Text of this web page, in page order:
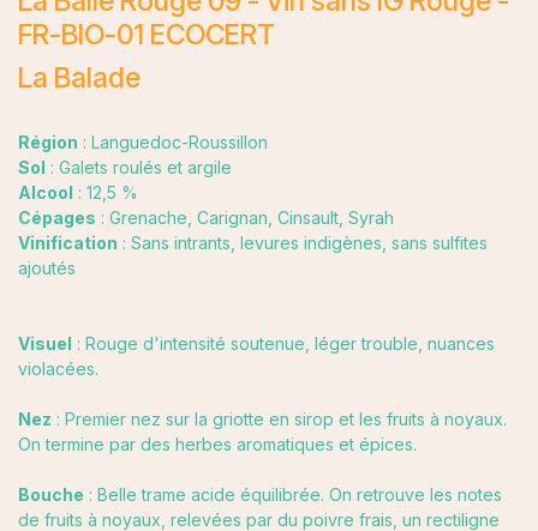
FR-BIO-01 ECOCERT
La Balade
Région : Languedoc-Roussillon
Sol : Galets roulés et argile
Alcool : 12,5 %
Cépages : Grenache, Carignan, Cinsault, Syrah
Vinification : Sans intrants, levures indigènes, sans sulfites
ajoutés
Visuel : Rouge d'intensité soutenue, léger trouble, nuances
violacées.
Nez : Premier nez sur la griotte en sirop et les fruits à noyaux.
On termine par des herbes aromatiques et épices.
Bouche : Belle trame acide équilibrée. On retrouve les notes
de fruits à noyaux, relevées par du poivre frais, un rectiligne